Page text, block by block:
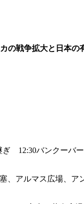
の戦争拡大と日本の
12:30バンクーバ
アルマス広場、ア